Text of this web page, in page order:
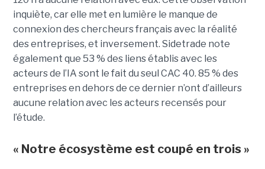
inquiète, car elle met en lumière le manque de
connexion des chercheurs français avec la réalité
des entreprises, et inversement. Sidetrade note
également que 53 % des liens établis avec les
acteurs de l’IA sont le fait du seul CAC 40. 85 % des
entreprises en dehors de ce dernier n’ont d’ailleurs
aucune relation avec les acteurs recensés pour
l’étude.
« Notre écosystème est coupé en trois »